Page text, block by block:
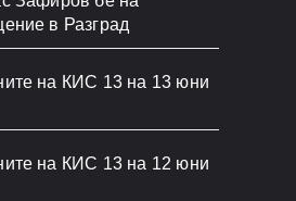
в Разград
на КИС 13 на 13 юни
на КИС 13 на 12 юни